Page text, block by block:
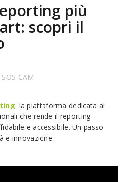
più
scopri il
SOS CAM
: la piattaforma dedicata ai
che rende il reporting
e accessibile. Un passo
e innovazione.